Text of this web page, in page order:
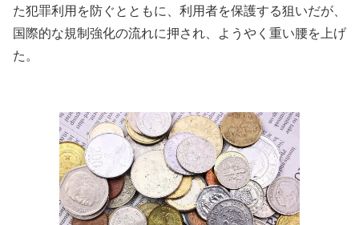
た犯罪利用を防ぐとともに、利用者を保護する狙いだが、
国際的な規制強化の流れに押され、ようやく重い腰を上げ
た。